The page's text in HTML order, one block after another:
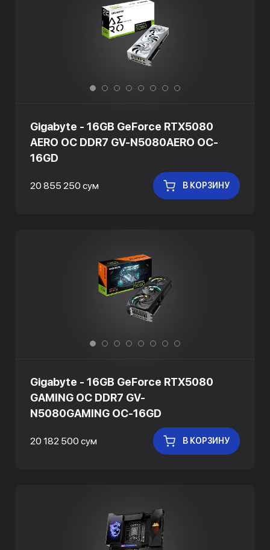
Gigabyte - 16GB GeForce RTX5080
AERO OC DDR7 GV-N5080AERO OC-
16GD
20 855 250 сум В КОРЗИНУ
Gigabyte - 16GB GeForce RTX5080
GAMING OC DDR7 GV-
N5080GAMING OC-16GD
20 182 500 сум В КОРЗИНУ